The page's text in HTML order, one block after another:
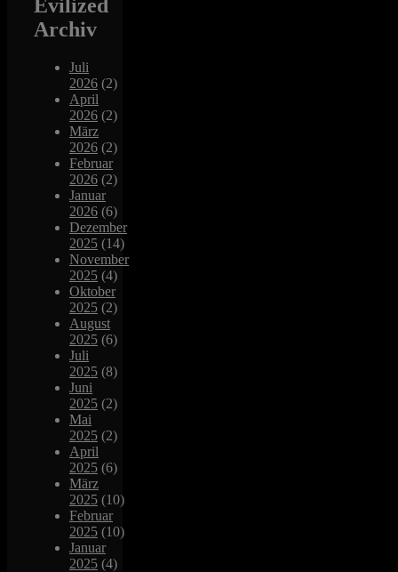
Evilized
Archiv
Juli
2026 (2)
April
2026 (2)
März
2026 (2)
Februar
2026 (2)
Januar
2026 (6)
Dezember
2025 (14)
November
2025 (4)
Oktober
2025 (2)
August
2025 (6)
Juli
2025 (8)
Juni
2025 (2)
Mai
2025 (2)
April
2025 (6)
März
2025 (10)
Februar
2025 (10)
Januar
2025 (4)